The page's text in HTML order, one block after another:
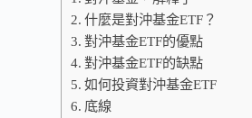
什麼是對沖基金ETF？
對沖基金ETF的優點
對沖基金ETF的缺點
如何投資對沖基金ETF
底線